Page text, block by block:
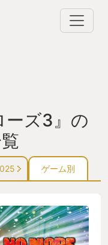
ーズ3』の
ゲーム別